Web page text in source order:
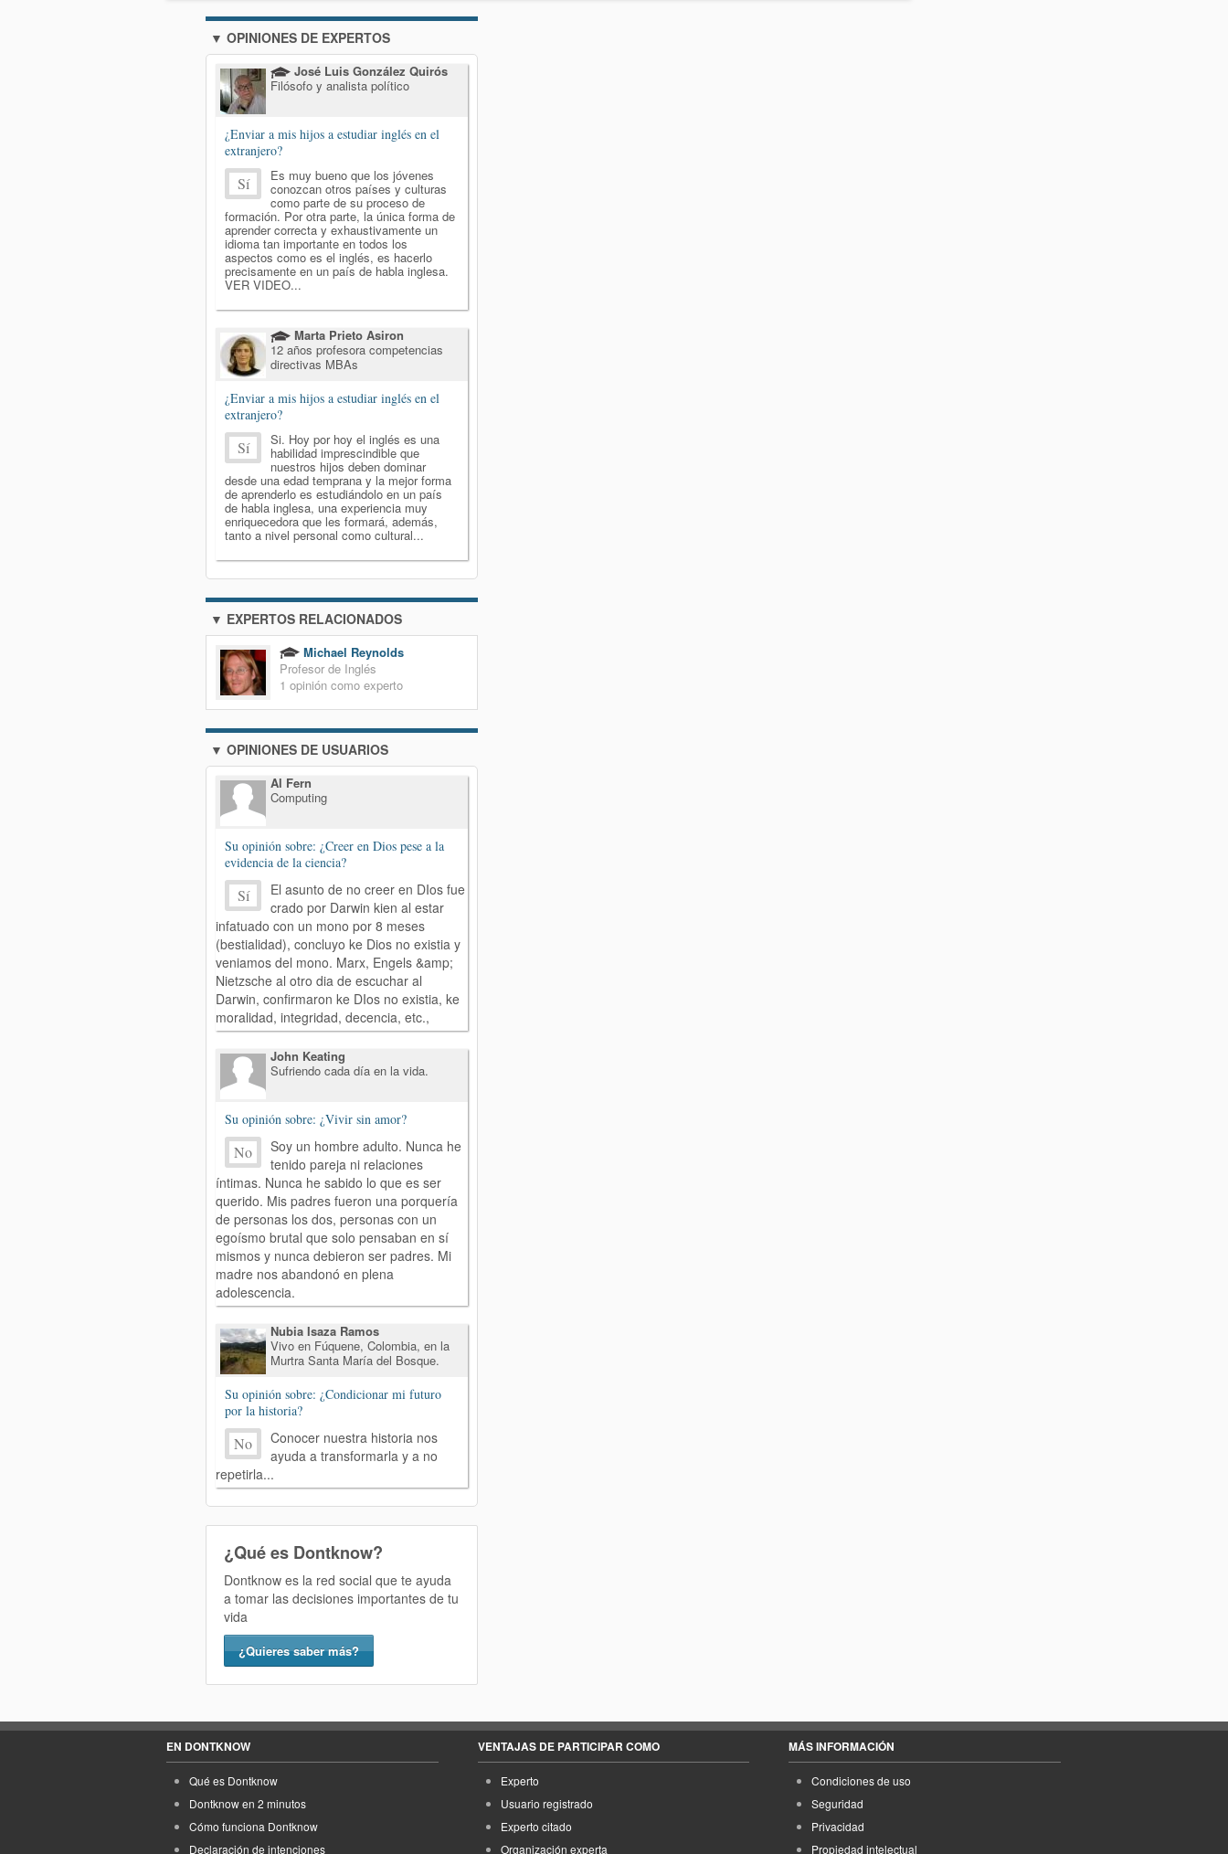
▼ OPINIONES DE EXPERTOS
José Luis González Quirós
Filósofo y analista político
¿Enviar a mis hijos a estudiar inglés en el
extranjero?
Sí Es muy bueno que los jóvenes
conozcan otros países y culturas
como parte de su proceso de
formación. Por otra parte, la única forma de
aprender correcta y exhaustivamente un
idioma tan importante en todos los
aspectos como es el inglés, es hacerlo
precisamente en un país de habla inglesa.
VER VIDEO...
Marta Prieto Asiron
12 años profesora competencias
directivas MBAs
¿Enviar a mis hijos a estudiar inglés en el
extranjero?
Sí Si. Hoy por hoy el inglés es una
habilidad imprescindible que
nuestros hijos deben dominar
desde una edad temprana y la mejor forma
de aprenderlo es estudiándolo en un país
de habla inglesa, una experiencia muy
enriquecedora que les formará, además,
tanto a nivel personal como cultural...
▼ EXPERTOS RELACIONADOS
Michael Reynolds
Profesor de Inglés
1 opinión como experto
▼ OPINIONES DE USUARIOS
Al Fern
Computing
Su opinión sobre: ¿Creer en Dios pese a la
evidencia de la ciencia?
Sí
El asunto de no creer en DIos fue
crado por Darwin kien al estar
infatuado con un mono por 8 meses
(bestialidad), concluyo ke Dios no existia y
veniamos del mono. Marx, Engels &amp;
Nietzsche al otro dia de escuchar al
Darwin, confirmaron ke DIos no existia, ke
moralidad, integridad, decencia, etc.,
John Keating
Sufriendo cada día en la vida.
Su opinión sobre: ¿Vivir sin amor?
No
Soy un hombre adulto. Nunca he
tenido pareja ni relaciones
íntimas. Nunca he sabido lo que es ser
querido. Mis padres fueron una porquería
de personas los dos, personas con un
egoísmo brutal que solo pensaban en sí
mismos y nunca debieron ser padres. Mi
madre nos abandonó en plena
adolescencia.
Nubia Isaza Ramos
Vivo en Fúquene, Colombia, en la
Murtra Santa María del Bosque.
Su opinión sobre: ¿Condicionar mi futuro
por la historia?
No
Conocer nuestra historia nos
ayuda a transformarla y a no
repetirla...
¿Qué es Dontknow?
Dontknow es la red social que te ayuda
a tomar las decisiones importantes de tu
vida
¿Quieres saber más?
EN DONTKNOW
Qué es Dontknow
Dontknow en 2 minutos
Cómo funciona Dontknow
Declaración de intenciones
VENTAJAS DE PARTICIPAR COMO
Experto
Usuario registrado
Experto citado
Organización experta
MÁS INFORMACIÓN
Condiciones de uso
Seguridad
Privacidad
Propiedad intelectual